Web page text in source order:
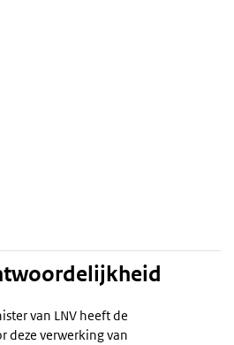
van LNV heeft de
deze verwerking van